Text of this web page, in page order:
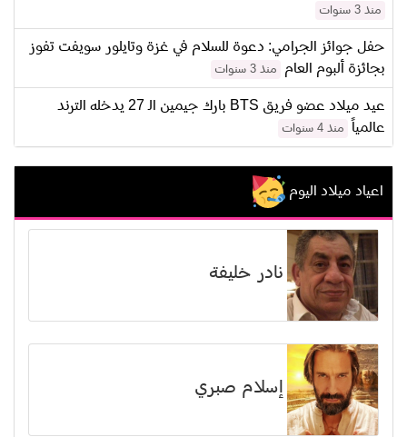
منذ 3 سنوات
حفل جوائز الجرامي: دعوة للسلام في غزة وتايلور سويفت تفوز
بجائزة ألبوم العام
منذ 3 سنوات
عيد ميلاد عضو فريق BTS بارك جيمين الـ 27 يدخله الترند
عالمياً
منذ 4 سنوات
اعياد ميلاد اليوم
نادر خليفة
إسلام صبري